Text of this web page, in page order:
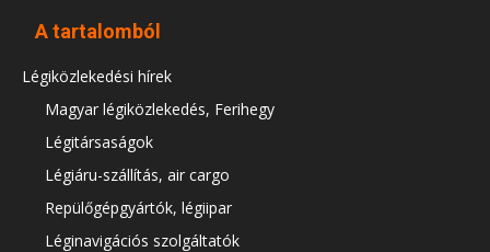
A tartalomból
Légiközlekedési hírek
Magyar légiközlekedés, Ferihegy
Légitársaságok
Légiáru-szállítás, air cargo
Repülőgépgyártók, légiipar
Léginavigációs szolgáltatók